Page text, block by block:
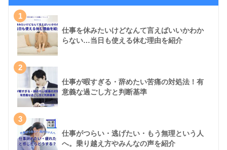
1
仕事を休みたいけどなんて言えばいいかわか
らない…当日も使える休む理由を紹介
2
仕事が暇すぎる・辞めたい苦痛の対処法！有
意義な過ごし方と判断基準
3
仕事がつらい・逃げたい・もう無理という人
へ。乗り越え方やみんなの声を紹介